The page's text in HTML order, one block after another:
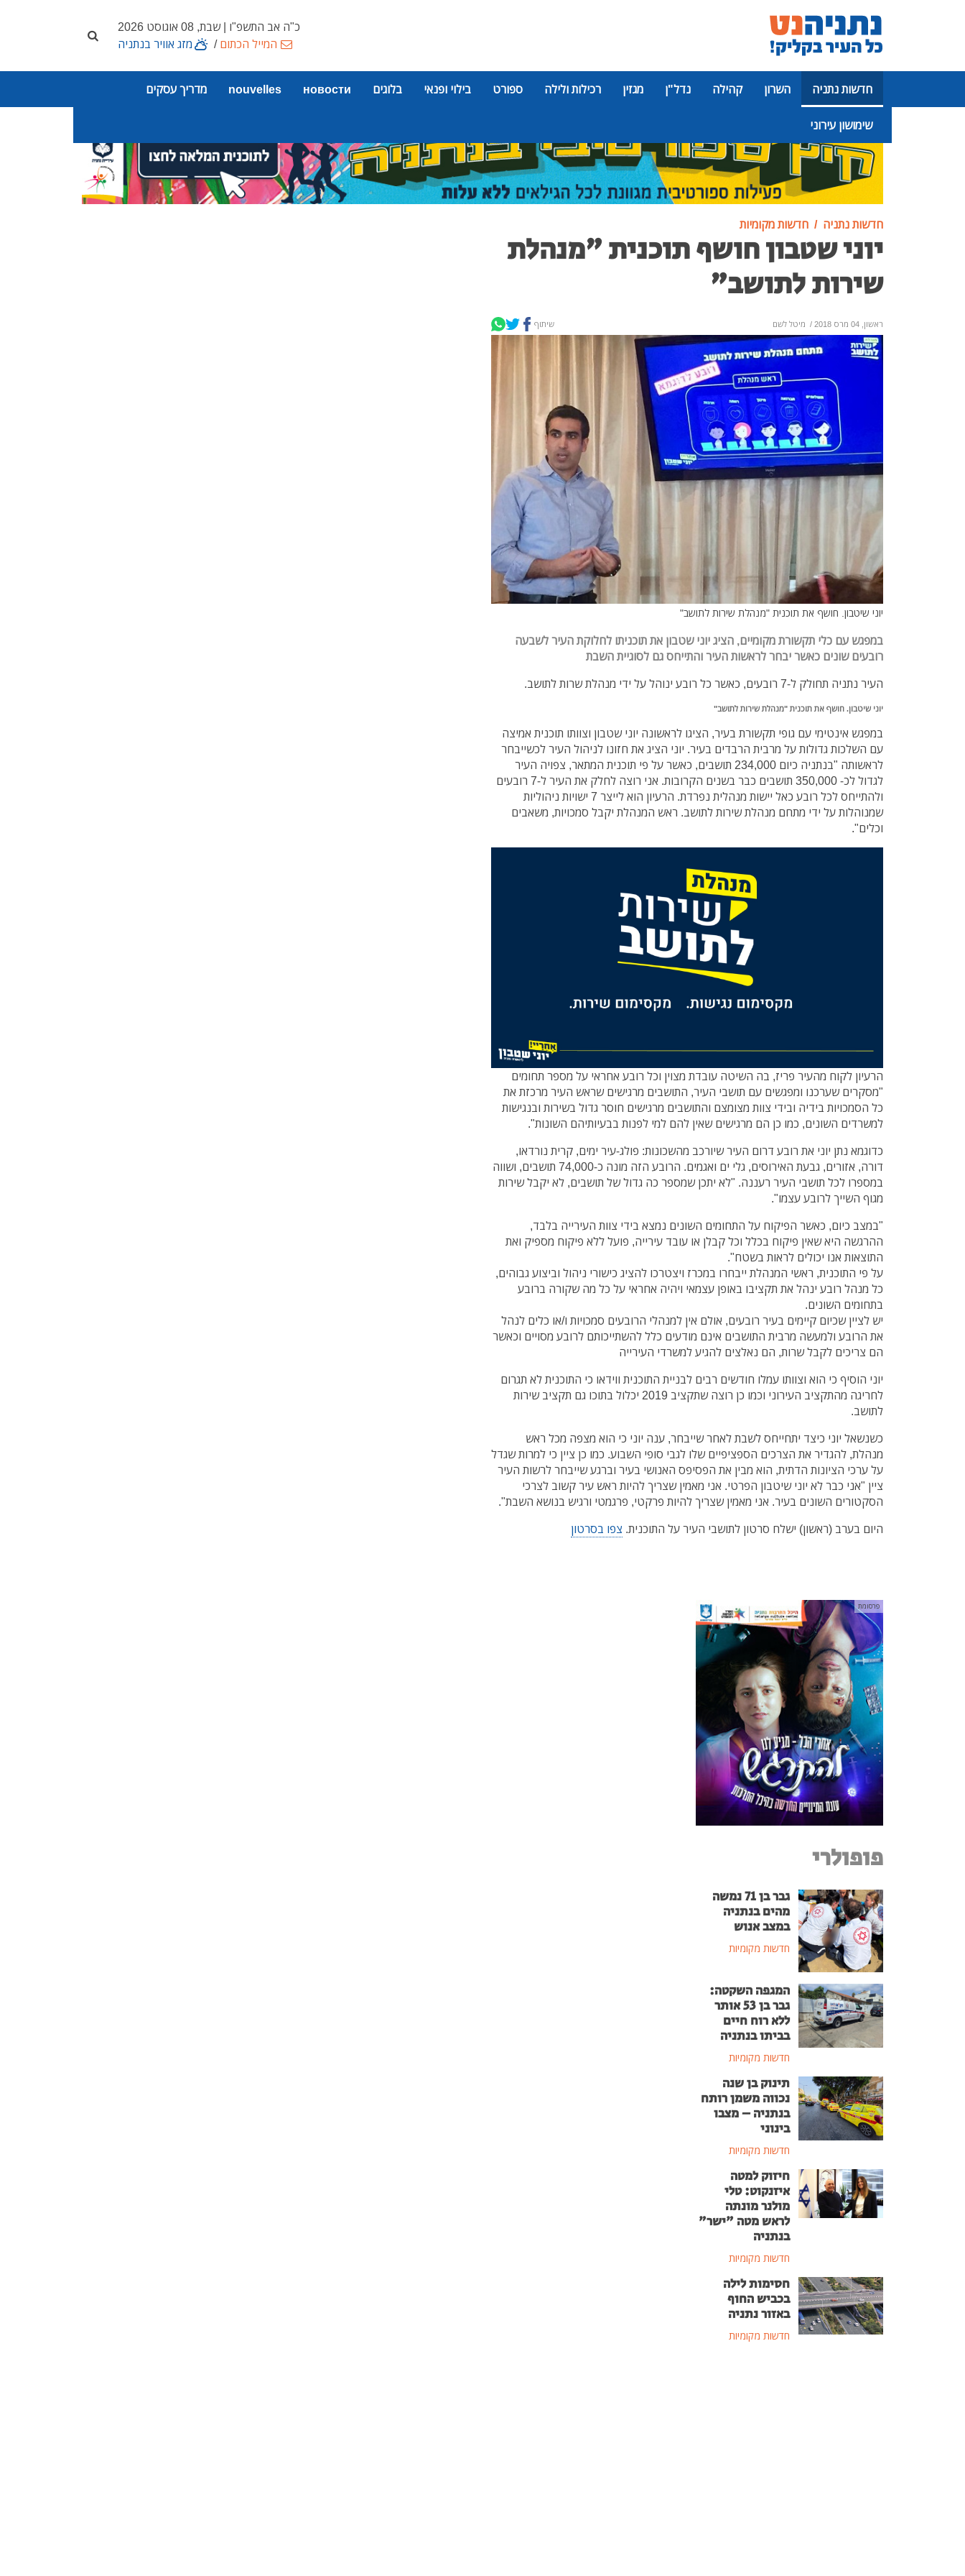
כ"ה אב התשפ"ו | שבת, 08 אוגוסט 2026
המייל הכתום/ מזג אוויר בנתניה
חדשות נתניה השרון קהילה נדל"ן מגזין רכילות ולילה ספורט בילוי ופנאי בלוגים новости
nouvelles מדריך עסקים
שימושון עירוני
פרסומת
חדשות נתניה חדשות מקומיות
יוני שטבון חושף תוכנית "מנהלת
שירות לתושב"
ראשון, 04 מרס 2018 / מיטל לשם שיתוף
יוני שיטבון. חושף את תוכנית "מנהלת שירות לתושב"
במפגש עם כלי תקשורת מקומיים, הציג יוני שטבון את תוכניתו לחלוקת העיר לשבעה
רובעים שונים כאשר יבחר לראשות העיר והתייחס גם לסוגיית השבת
העיר נתניה תחולק ל-7 רובעים, כאשר כל רובע ינוהל על ידי מנהלת שרות לתושב.
יוני שיטבון. חושף את תוכנית "מנהלת שירות לתושב"
במפגש אינטימי עם גופי תקשורת בעיר, הציגו לראשונה יוני שטבון וצוותו תוכנית אמיצה
עם השלכות גדולות על מרבית הרבדים בעיר. יוני הציג את חזונו לניהול העיר לכשייבחר
לראשותה "בנתניה כיום 234,000 תושבים, כאשר על פי תוכנית המתאר, צפויה העיר
לגדול לכ- 350,000 תושבים כבר בשנים הקרובות. אני רוצה לחלק את העיר ל-7 רובעים
ולהתייחס לכל רובע כאל יישות מנהלית נפרדת. הרעיון הוא לייצר 7 ישויות ניהוליות
שמנוהלות על ידי מתחם מנהלת שירות לתושב. ראש המנהלת יקבל סמכויות, משאבים
וכלים".
הרעיון לקוח מהעיר פריז, בה השיטה עובדת מצוין וכל רובע אחראי על מספר תחומים
"מסקרים שערכנו ומפגשים עם תושבי העיר, התושבים מרגישים שראש העיר מרכזת את
כל הסמכויות בידיה ובידי צוות מצומצם והתושבים מרגישים חוסר גדול בשירות ובנגישות
למשרדים השונים, כמו כן הם מרגישים שאין להם למי לפנות בבעיותיהם השונות".
כדוגמא נתן יוני את רובע דרום העיר שיורכב מהשכונות: פולג-עיר ימים, קרית נורדאו,
דורה, אזורים, גבעת האירוסים, גלי ים ואגמים. הרובע הזה מונה כ-74,000 תושבים, ושווה
במספרו לכל תושבי העיר רעננה. "לא יתכן שמספר כה גדול של תושבים, לא יקבל שירות
מגוף השייך לרובע עצמו".
"במצב כיום, כאשר הפיקוח על התחומים השונים נמצא בידי צוות העירייה בלבד,
ההרגשה היא שאין פיקוח בכלל וכל קבלן או עובד עירייה, פועל ללא פיקוח מספיק ואת
התוצאות אנו יכולים לראות בשטח".
על פי התוכנית, ראשי המנהלת ייבחרו במכרז ויצטרכו להציג כישורי ניהול וביצוע גבוהים,
כל מנהל רובע ינהל את תקציבו באופן עצמאי ויהיה אחראי על כל מה שקורה ברובע
בתחומים השונים.
יש לציין שכיום קיימים בעיר רובעים, אולם אין למנהלי הרובעים סמכויות ו/או כלים לנהל
את הרובע ולמעשה מרבית התושבים אינם מודעים כלל להשתייכותם לרובע מסויים וכאשר
הם צריכים לקבל שרות, הם נאלצים להגיע למשרדי העירייה
יוני הוסיף כי הוא וצוותו עמלו חודשים רבים לבניית התוכנית ווידאו כי התוכנית לא תגרום
לחריגה מהתקציב העירוני וכמו כן רוצה שתקציב 2019 יכלול בתוכו גם תקציב שירות
לתושב.
כשנשאל יוני כיצד יתחייחס לשבת לאחר שייבחר, ענה יוני כי הוא מצפה מכל ראש
מנהלת, להגדיר את הצרכים הספציפיים שלו לגבי סופי השבוע. כמו כן ציין כי למרות שגדל
על ערכי הציונות הדתית, הוא מבין את הפסיפס האנושי בעיר וברגע שייבחר לרשות העיר
ציין "אני כבר לא יוני שיטבון הפרטי. אני מאמין שצריך להיות ראש עיר קשוב לצרכי
הסקטורים השונים בעיר. אני מאמין שצריך להיות פרקטי, פרגמטי ורגיש בנושא השבת".
היום בערב (ראשון) ישלח סרטון לתושבי העיר על התוכנית. צפו בסרטון
פרסומת
פופולרי
גבר בן 71 נמשה
מהים בנתניה
במצב אנוש
חדשות מקומיות
המגפה השקטה:
גבר בן 53 אותר
ללא רוח חיים
בביתו בנתניה
חדשות מקומיות
תינוק בן שנה
נכווה משמן רותח
בנתניה – מצבו
בינוני
חדשות מקומיות
חיזוק למטה
איזנקוט: טלי
מולנר מונתה
לראש מטה "ישר"
בנתניה
חדשות מקומיות
חסימות לילה
בכביש החוף
באזור נתניה
חדשות מקומיות